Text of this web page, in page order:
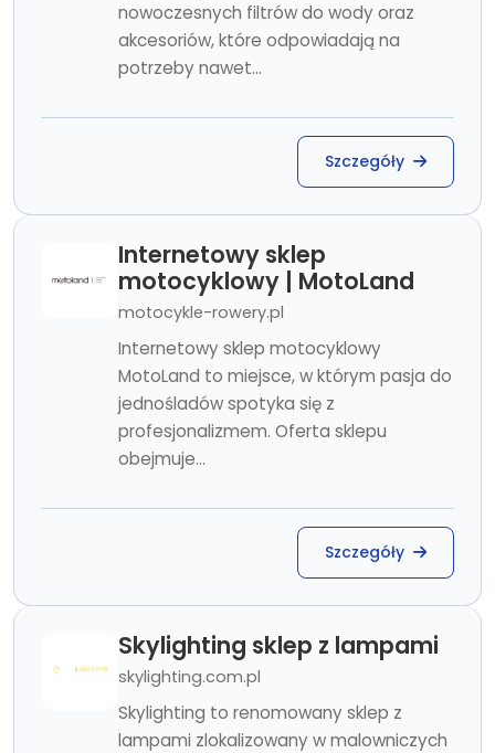
nowoczesnych filtrów do wody oraz
akcesoriów, które odpowiadają na
potrzeby nawet...
Szczegóły
Internetowy sklep
motocyklowy | MotoLand
motocykle-rowery.pl
Internetowy sklep motocyklowy
MotoLand to miejsce, w którym pasja do
jednośladów spotyka się z
profesjonalizmem. Oferta sklepu
obejmuje...
Szczegóły
Skylighting sklep z lampami
skylighting.com.pl
Skylighting to renomowany sklep z
lampami zlokalizowany w malowniczych